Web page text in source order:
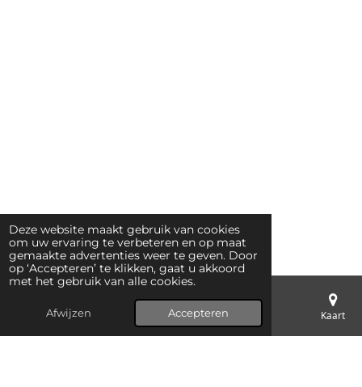
Deze website maakt gebruik van cookies
om uw ervaring te verbeteren en op maat
gemaakte advertenties weer te geven. Door
op ‘Accepteren’ te klikken, gaat u akkoord
met het gebruik van alle cookies.
Afwijzen Accepteren
E-mailadres Telefoonnummer Kaart